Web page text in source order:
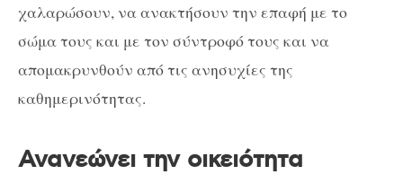
χαλαρώσουν, να ανακτήσουν την επαφή με το
σώμα τους και με τον σύντροφό τους και να
απομακρυνθούν από τις ανησυχίες της
καθημερινότητας.
Ανανεώνει την οικειότητα